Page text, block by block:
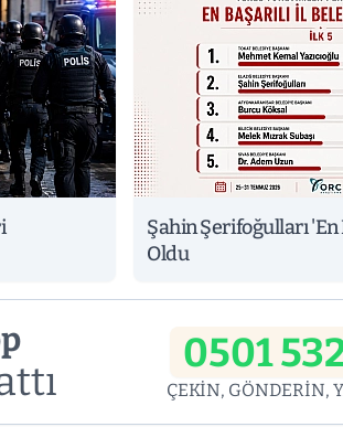
Şahin Şerifoğulları 'En
Oldu
0501
ÇEKİN, GÖNDERİN,